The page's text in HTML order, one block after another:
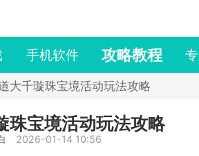
手机软件 攻略教程
大千璇珠宝境活动玩法攻略
珠宝境活动玩法攻略
2026-01-14 10:56